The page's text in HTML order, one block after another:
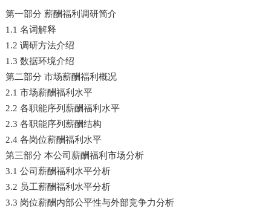
第一部分 薪酬福利调研简介
1.1 名词解释
1.2 调研方法介绍
1.3 数据环境介绍
第二部分 市场薪酬福利概况
2.1 市场薪酬福利水平
2.2 各职能序列薪酬福利水平
2.3 各职能序列薪酬结构
2.4 各岗位薪酬福利水平
第三部分 本公司薪酬福利市场分析
3.1 公司薪酬福利水平分析
3.2 员工薪酬福利水平分析
3.3 岗位薪酬内部公平性与外部竞争力分析